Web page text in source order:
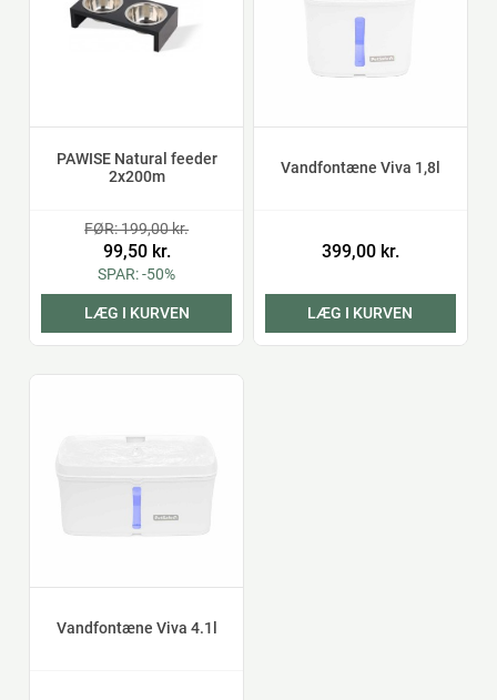
PAWISE Natural feeder
2x200m
FØR: 199,00 kr.
99,50 kr.
SPAR: -50%
LÆG I KURVEN
Vandfontæne Viva 1,8l
399,00 kr.
LÆG I KURVEN
Vandfontæne Viva 4.1l